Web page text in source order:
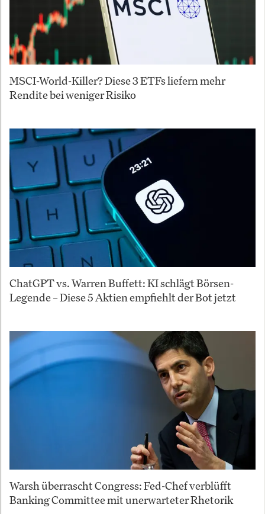
MSCI-World-Killer? Diese 3 ETFs liefern mehr
Rendite bei weniger Risiko
ChatGPT vs. Warren Buffett: KI schlägt Börsen-
Legende – Diese 5 Aktien empfiehlt der Bot jetzt
Warsh überrascht Congress: Fed-Chef verblüfft
Banking Committee mit unerwarteter Rhetorik